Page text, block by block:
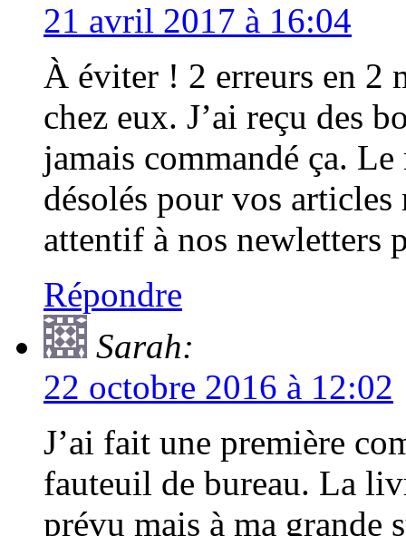
21 avril 2017 à 16:04
À éviter ! 2 erreurs en 2
chez eux. J’ai reçu des
jamais commandé ça.
désolés pour vos
attentif à nos newletters
Répondre
Sarah:
22 octobre 2016 à 12:02
J’ai fait une première
fauteuil de bureau. La
prévu mais à ma grande